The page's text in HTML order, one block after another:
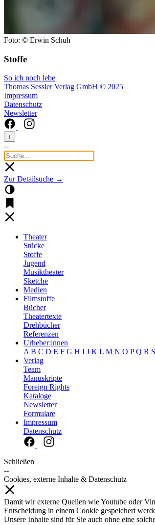
Foto: © Erwin Schuh
Stoffe
So ich noch lebe
Thomas Sessler Verlag GmbH © 2025
Impressum
Datenschutz
Newsletter
↑
--
Zur Detailsuche →
Theater
Stücke
Stoffe
Jugend
Musiktheater
Sketche
Medien
Filmstoffe
Bücher
Theatertexte
Drehbücher
Referenzen
Urheber:innen
A B C D E F G H I J K L M N O P Q R S
Verlag
Team
Manuskripte
Foreign Rights
Kataloge
Newsletter
Formulare
Impressum
Datenschutz
Schließen
--
Cookies, externe Inhalte & Datenschutz
Damit wir externe Quellen wie Youtube oder
Entscheidung in einem Cookie gespeichert
Unsere Inhalte sind für Sie auch ohne eine